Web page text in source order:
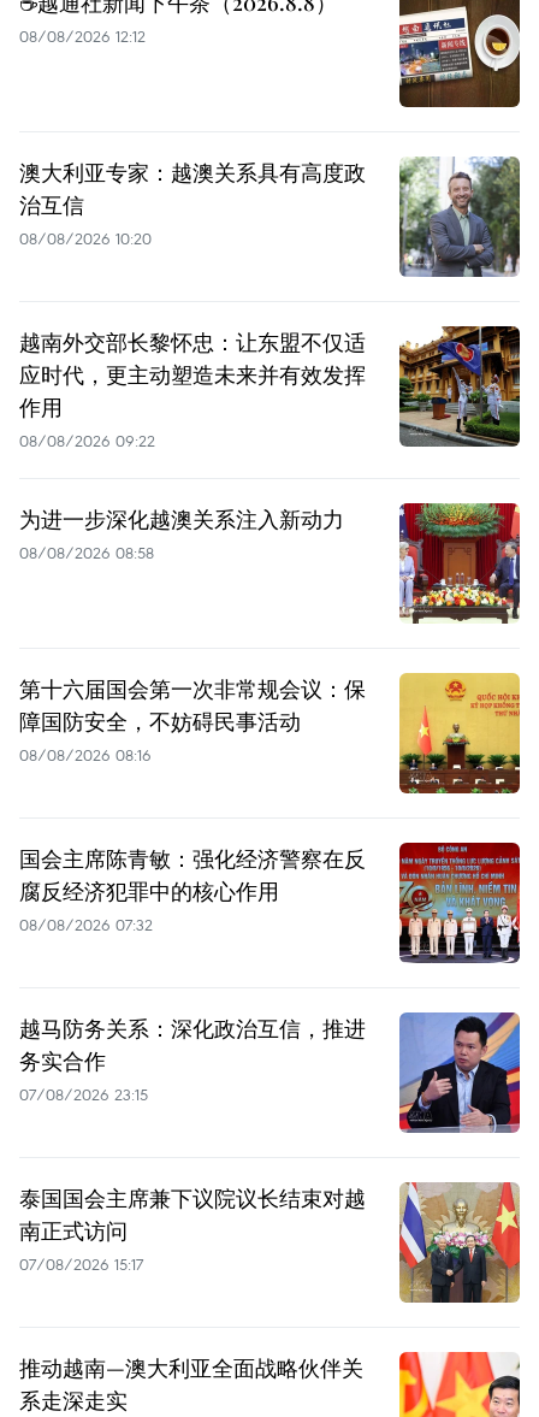
08/08/2026 12:12
澳大利亚专家：越澳关系具有高度政
治互信
08/08/2026 10:20
越南外交部长黎怀忠：让东盟不仅适
应时代，更主动塑造未来并有效发挥
作用
08/08/2026 09:22
为进一步深化越澳关系注入新动力
08/08/2026 08:58
第十六届国会第一次非常规会议：保
障国防安全，不妨碍民事活动
08/08/2026 08:16
国会主席陈青敏：强化经济警察在反
腐反经济犯罪中的核心作用
08/08/2026 07:32
越马防务关系：深化政治互信，推进
务实合作
07/08/2026 23:15
泰国国会主席兼下议院议长结束对越
南正式访问
07/08/2026 15:17
推动越南—澳大利亚全面战略伙伴关
系走深走实